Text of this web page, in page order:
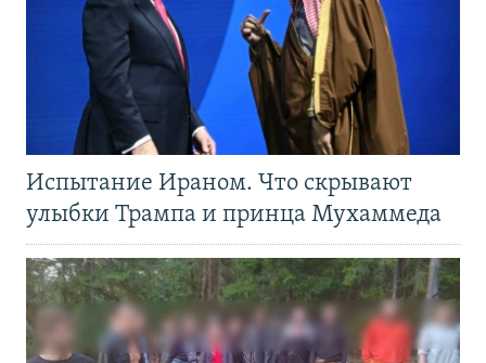
Испытание Ираном. Что скрывают
улыбки Трампа и принца Мухаммеда